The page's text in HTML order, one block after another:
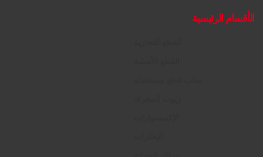
الأقسام الرئيسية